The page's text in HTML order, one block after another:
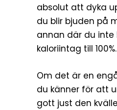
absolut att dyka
du blir bjuden på
annan där du
kaloriintag till 100%.
Om det är en
du känner för att
gott just den